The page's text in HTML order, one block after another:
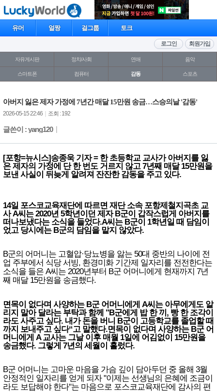
유머 얼짱 걸그룹 토크
회원가입
로그인
자유게시판 정치/사회 연애 음악
스마트폰 컴퓨터 감동 스포츠
아버지 잃은 제자 가정에 7년간 매달 15만원 송금…스승의날 '감동'
2026-05-15 22:46 조회 : 192
글쓴이 : yang120｜
[포항=뉴시스]송종욱 기자 = 한 초등학교 교사가 아버지를 잃
은 제자의 가정에 단 한 번도 거르지 않고 7년째 매달 15만원을
보낸 사실이 뒤늦게 알려져 잔잔한 감동을 주고 있다.
14일 포스코교육재단에 따르면 재단 소속 포항제철지곡초 교
사 A씨는 2020년 5학년이던 제자 B군이 갑작스럽게 아버지를
떠나보냈다는 소식을 들었다.A씨는 B군이 1학년일 때 담임이
었고 당시에는 B군의 담임을 맡지 않았다.
B군의 어머니는 고혈압·당뇨병을 앓는 50대 중반의 나이에 전
업 주부에서 식당 서빙, 환경미화 기간제 일자리를 전전한다는
소식을 들은 A씨는 2020년부터 B군 어머니에게 현재까지 7년
째 매달 15만원을 송금했다.
면목이 없다며 사양하는 B군 어머니에게 A씨는 아무에게도 알
리지 말아 달라는 부탁과 함께 "B군에게 밥 한 끼, 빵 한 조각이
라도 사주고 싶다. 내가 돈을 버니 B군이 고등학교를 졸업할 때
까지 보내주고 싶다“고 말했다.면목이 없다며 사양하는 B군 어
머니에게 A 교사는 그날 이후 매월 1일에 어김없이 15만원을
송금했다. 그렇게 7년의 세월이 흘렀다.
B군 어머니는 고마운 마음을 가슴 깊이 담아두던 중 올해 3월
안정적인 일자리를 얻게 되자 "이제는 선생님의 은혜에 조금이
라도 보답해야 한다"는 마음으로 포스코교육재단에 감사의 편